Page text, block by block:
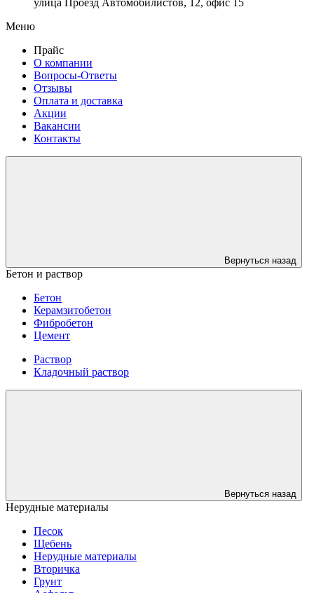
улица Проезд Автомобилистов, 12, офис 15
Меню
Прайс
О компании
Вопросы-Ответы
Отзывы
Оплата и доставка
Акции
Вакансии
Контакты
Вернуться назад
Бетон и раствор
Бетон
Керамзитобетон
Фибробетон
Цемент
Раствор
Кладочный раствор
Вернуться назад
Нерудные материалы
Песок
Щебень
Нерудные материалы
Вторичка
Грунт